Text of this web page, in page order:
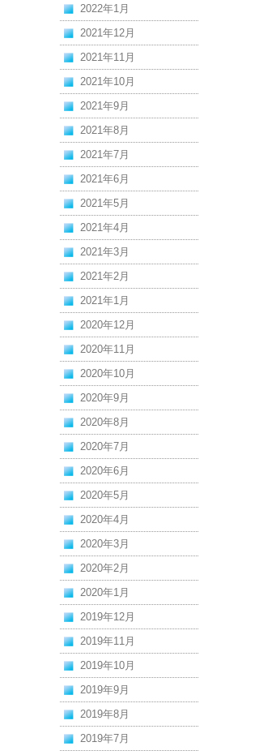
2022年1月
2021年12月
2021年11月
2021年10月
2021年9月
2021年8月
2021年7月
2021年6月
2021年5月
2021年4月
2021年3月
2021年2月
2021年1月
2020年12月
2020年11月
2020年10月
2020年9月
2020年8月
2020年7月
2020年6月
2020年5月
2020年4月
2020年3月
2020年2月
2020年1月
2019年12月
2019年11月
2019年10月
2019年9月
2019年8月
2019年7月